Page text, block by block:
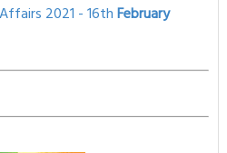
2021 - 16thFebruary